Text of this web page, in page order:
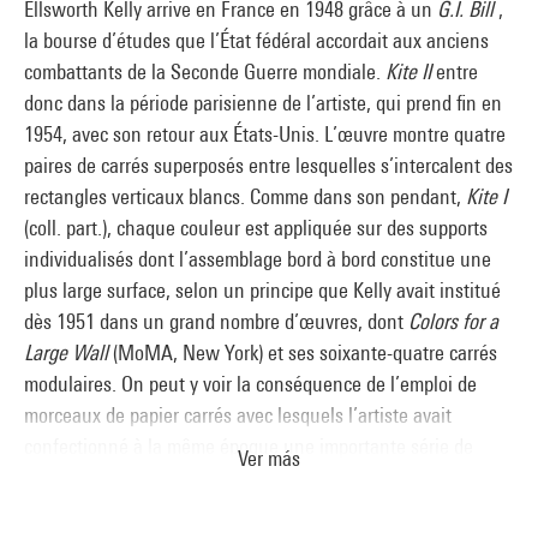
Ellsworth Kelly arrive en France en 1948 grâce à un G.I. Bill,
la bourse d’études que l’État fédéral accordait aux anciens
combattants de la Seconde Guerre mondiale. Kite IIentre
donc dans la période parisienne de l’artiste, qui prend fin en
1954, avec son retour aux États-Unis. L’œuvre montre quatre
paires de carrés superposés entre lesquelles s’intercalent des
rectangles verticaux blancs. Comme dans son pendant, Kite I
(coll. part.), chaque couleur est appliquée sur des supports
individualisés dont l’assemblage bord à bord constitue une
plus large surface, selon un principe que Kelly avait institué
dès 1951 dans un grand nombre d’œuvres, dont Colors for a
Large Wall(MoMA, New York) et ses soixante-quatre carrés
modulaires. On peut y voir la conséquence de l’emploi de
morceaux de papier carrés avec lesquels l’artiste avait
confectionné à la même époque une importante série de
Ver más